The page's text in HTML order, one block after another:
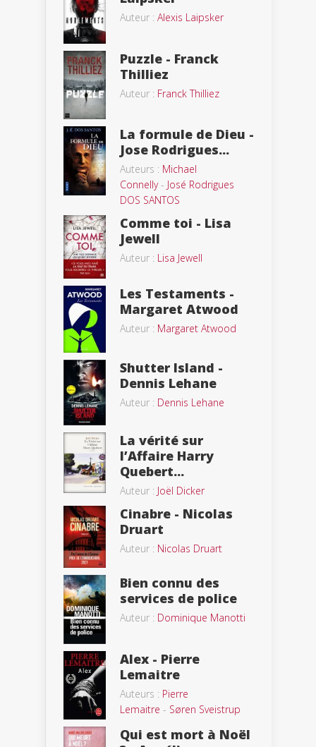
Auteur : Alexis Laipsker
Puzzle - Franck
Thilliez
Auteur : Franck Thilliez
La formule de Dieu -
Jose Rodrigues...
Auteurs : Michael
Connelly- José Rodrigues
DOS SANTOS
Comme toi - Lisa
Jewell
Auteur : Lisa Jewell
Les Testaments -
Margaret Atwood
Auteur : Margaret Atwood
Shutter Island -
Dennis Lehane
Auteur : Dennis Lehane
La vérité sur
l’Affaire Harry
Quebert...
Auteur : Joël Dicker
Cinabre - Nicolas
Druart
Auteur : Nicolas Druart
Bien connu des
services de police
Auteur : Dominique Manotti
Alex - Pierre
Lemaitre
Auteurs : Pierre
Lemaitre - Søren Sveistrup
Qui est mort à Noël